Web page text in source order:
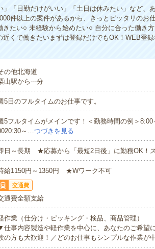
」「日勤だけがいい」「土日は休みたい」など、
件以上の案件があるから、きっとピッタリのお
きたい○ 未経験から始めたい○ 自分に合った働き
近くで働きたいまずは登録だけでもOK！WEB登
の他北海道
山駅から---分
5日のフルタイムのお仕事です。
5フルタイムがメインです！＜勤務時間の例＞
～…つづきを見る
日～長期 ★応募から「最短2日後」に勤務OK！ス
給1150円～1350円 ★Wワーク不可
交通費
通費全額支給
作業（仕分け・ピッキング・検品、商品管理）
仕事内容製造や軽作業を中心に、あなたのご希望
の方も大歓迎！／どのお仕事もシンプルな作業が